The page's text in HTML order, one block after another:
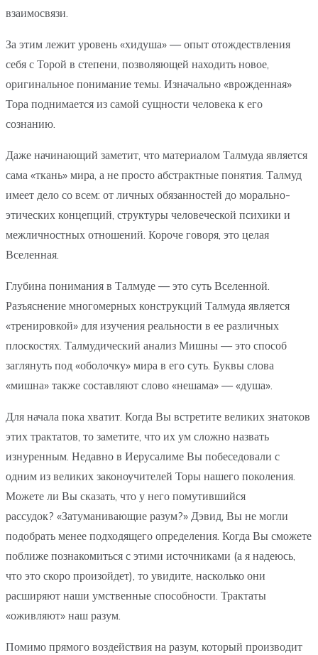
взаимосвязи.
За этим лежит уровень «хидуша» — опыт отождествления
себя с Торой в степени, позволяющей находить новое,
оригинальное понимание темы. Изначально «врожденная»
Тора поднимается из самой сущности человека к его
сознанию.
Даже начинающий заметит, что материалом Талмуда является
сама «ткань» мира, а не просто абстрактные понятия. Талмуд
имеет дело со всем: от личных обязанностей до морально-
этических концепций, структуры человеческой психики и
межличностных отношений. Короче говоря, это целая
Вселенная.
Глубина понимания в Талмуде — это суть Вселенной.
Разъяснение многомерных конструкций Талмуда является
«тренировкой» для изучения реальности в ее различных
плоскостях. Талмудический анализ Мишны — это способ
заглянуть под «оболочку» мира в его суть. Буквы слова
«мишна» также составляют слово «нешама» — «душа».
Для начала пока хватит. Когда Вы встретите великих знатоков
этих трактатов, то заметите, что их ум сложно назвать
изнуренным. Недавно в Иерусалиме Вы побеседовали с
одним из великих законоучителей Торы нашего поколения.
Можете ли Вы сказать, что у него помутившийся
рассудок? «Затуманивающие разум?» Дэвид, Вы не могли
подобрать менее подходящего определения. Когда Вы сможете
поближе познакомиться с этими источниками (а я надеюсь,
что это скоро произойдет), то увидите, насколько они
расширяют наши умственные способности. Трактаты
«оживляют» наш разум.
Помимо прямого воздействия на разум, который производит